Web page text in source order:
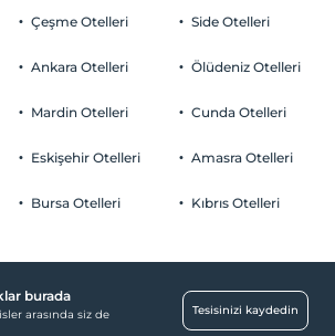
kadar 1 çocuk ücretsizdir
Çeşme Otelleri
Ankara Otelleri
Mardin Otelleri
Eskişehir Otelleri
Bursa Otelleri
Side Otelleri
Ölüdeniz Otelleri
Cunda Otelleri
Amasra Otelleri
Kıbrıs Otelleri
burada
arasında siz de
Tesisinizi kaydedin